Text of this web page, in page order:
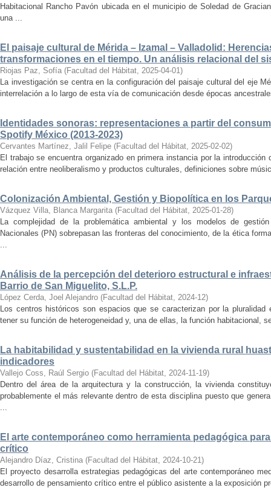
Habitacional Rancho Pavón ubicada en el municipio de Soledad de
una ...
El paisaje cultural de Mérida – Izamal – Valladolid:
transformaciones en el tiempo. Un análisis relacional del
Riojas Paz, Sofía (Facultad del Hábitat, 2025-04-01)
La investigación se centra en la configuración del paisaje cultural del eje
interrelación a lo largo de esta vía de comunicación desde épocas
Identidades sonoras: representaciones a partir del
Spotify México (2013-2023)
Cervantes Martínez, Jalil Felipe (Facultad del Hábitat, 2025-02-02)
El trabajo se encuentra organizado en primera instancia por la
relación entre neoliberalismo y productos culturales, definiciones sobre
Colonización Ambiental, Gestión y Biopolítica en los
Vázquez Villa, Blanca Margarita (Facultad del Hábitat, 2025-01-28)
La complejidad de la problemática ambiental y los modelos de
Nacionales (PN) sobrepasan las fronteras del conocimiento, de la ética
...
Análisis de la percepción del deterioro estructural e
Barrio de San Miguelito, S.L.P.
López Cerda, Joel Alejandro (Facultad del Hábitat, 2024-12)
Los centros históricos son espacios que se caracterizan por la
tener su función de heterogeneidad y, una de ellas, la función habitacional,
La habitabilidad y sustentabilidad en la vivienda rural
indicadores
Vallejo Coss, Raúl Sergio (Facultad del Hábitat, 2024-11-19)
Dentro del área de la arquitectura y la construcción, la vivienda
probablemente el más relevante dentro de esta disciplina puesto que
...
El arte contemporáneo como herramienta pedagógica
crítico
Alejandro Díaz, Cristina (Facultad del Hábitat, 2024-10-21)
El proyecto desarrolla estrategias pedagógicas del arte contemporáneo
desarrollo de pensamiento crítico entre el público asistente a la exposición